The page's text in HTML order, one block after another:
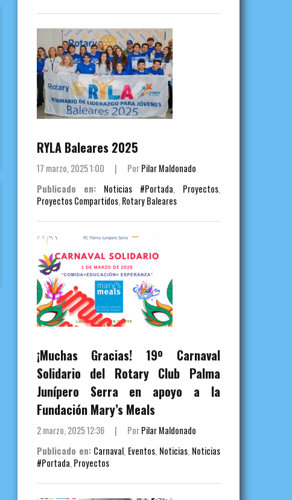
RYLA Baleares 2025
17 marzo, 2025 1:00 | PorPilar Maldonado
Publicado en:
Noticias #Portada, Proyectos,
Proyectos Compartidos, Rotary Baleares
¡Muchas Gracias! 19º Carnaval
Solidario del Rotary Club Palma
Junípero Serra en apoyo a la
Fundación Mary’s Meals
2 marzo, 2025 12:36 | PorPilar Maldonado
Publicado en: Carnaval, Eventos, Noticias, Noticias
#Portada, Proyectos